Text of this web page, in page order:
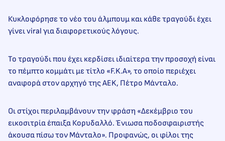
Κυκλοφόρησε το νέο του άλμπουμ και κάθε τραγούδι έχει
γίνει viral για διαφορετικούς λόγους.
Το τραγούδι που έχει κερδίσει ιδιαίτερα την προσοχή είναι
το πέμπτο κομμάτι με τίτλο «F.K.A», το οποίο περιέχει
αναφορά στον αρχηγό της AEK, Πέτρο Μάνταλο.
Οι στίχοι περιλαμβάνουν την φράση «Δεκέμβριο του
εικοσιτρία έπαιξα Κορυδαλλό. Ένιωσα ποδοσφαιριστής
άκουσα πίσω τον Μάνταλο». Προφανώς, οι φίλοι της